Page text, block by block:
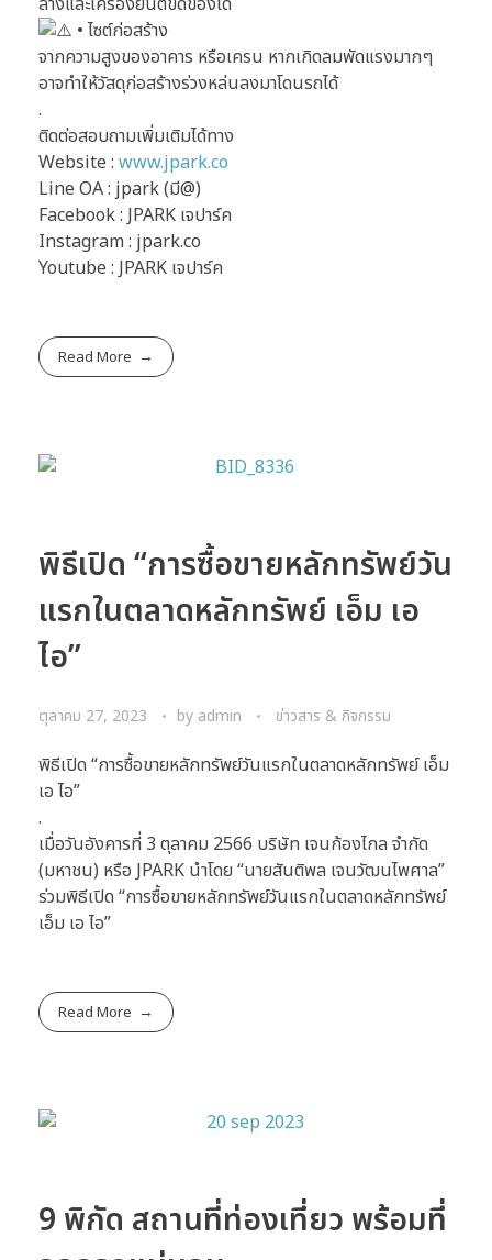
• ไซต์ก่อสร้าง
จากความสูงของอาคาร หรือเครน หากเกิดลมพัดแรงมากๆ
อาจทำให้วัสดุก่อสร้างร่วงหล่นลงมาโดนรถได้
.
ติดต่อสอบถามเพิ่มเติมได้ทาง
Website : www.jpark.co
Line OA : jpark (มี@)
Facebook : JPARK เจปาร์ค
Instagram : jpark.co
Youtube : JPARK เจปาร์ค
Read More
พิธีเปิด “การซื้อขายหลักทรัพย์วัน
แรกในตลาดหลักทรัพย์ เอ็ม เอ
ไอ”
ตุลาคม 27, 2023 by admin ข่าวสาร & กิจกรรม
พิธีเปิด “การซื้อขายหลักทรัพย์วันแรกในตลาดหลักทรัพย์ เอ็ม
เอ ไอ”
.
เมื่อวันอังคารที่ 3 ตุลาคม 2566 บริษัท เจนก้องไกล จำกัด
(มหาชน) หรือ JPARK นำโดย “นายสันติพล เจนวัฒนไพศาล”
ร่วมพิธีเปิด “การซื้อขายหลักทรัพย์วันแรกในตลาดหลักทรัพย์
เอ็ม เอ ไอ”
Read More
9 พิกัด สถานที่ท่องเที่ยว พร้อมที่